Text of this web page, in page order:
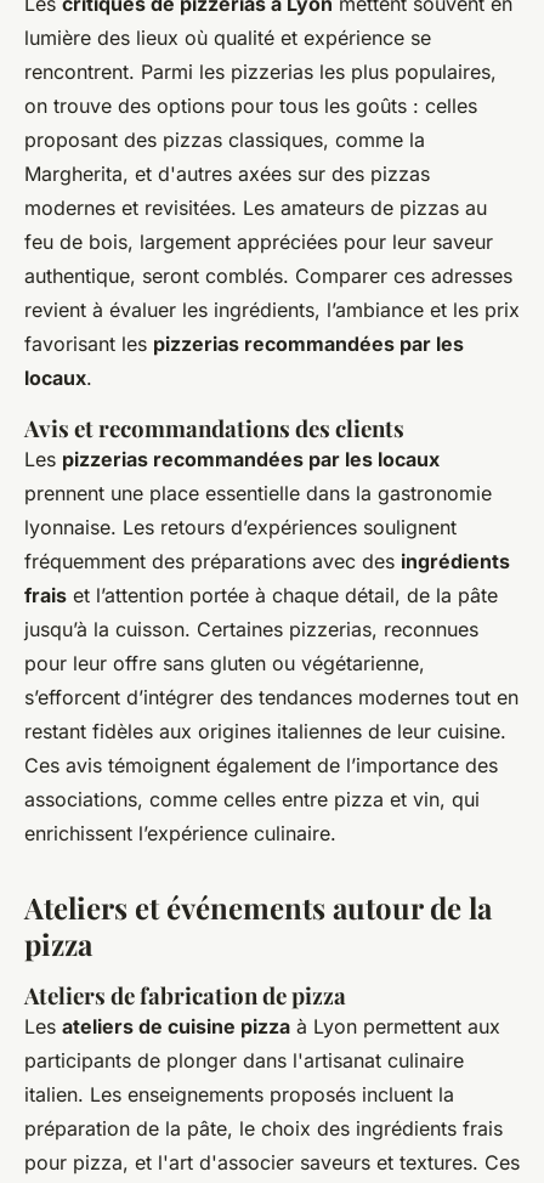
lumière des lieux où qualité et expérience se
rencontrent. Parmi les pizzerias les plus populaires,
on trouve des options pour tous les goûts : celles
proposant des pizzas classiques, comme la
Margherita, et d'autres axées sur des pizzas
modernes et revisitées. Les amateurs de pizzas au
feu de bois, largement appréciées pour leur saveur
authentique, seront comblés. Comparer ces adresses
revient à évaluer les ingrédients, l’ambiance et les prix
favorisant les pizzerias recommandées par les
locaux.
Avis et recommandations des clients
Les pizzerias recommandées par les locaux
prennent une place essentielle dans la gastronomie
lyonnaise. Les retours d’expériences soulignent
fréquemment des préparations avec des ingrédients
frais et l’attention portée à chaque détail, de la pâte
jusqu’à la cuisson. Certaines pizzerias, reconnues
pour leur offre sans gluten ou végétarienne,
s’efforcent d’intégrer des tendances modernes tout en
restant fidèles aux origines italiennes de leur cuisine.
Ces avis témoignent également de l’importance des
associations, comme celles entre pizza et vin, qui
enrichissent l’expérience culinaire.
Ateliers et événements autour de la
pizza
Ateliers de fabrication de pizza
Les ateliers de cuisine pizza à Lyon permettent aux
participants de plonger dans l'artisanat culinaire
italien. Les enseignements proposés incluent la
préparation de la pâte, le choix des ingrédients frais
pour pizza, et l'art d'associer saveurs et textures. Ces